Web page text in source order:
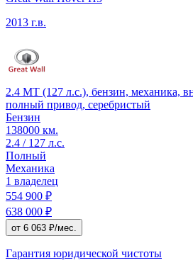
2013 г.в.
2.4 MT (127 л.с.), бензин, механика,
полный привод, серебристый
Бензин
138000 км.
2.4 / 127 л.с.
Полный
Механика
1 владелец
554 900 ₽
638 000 ₽
от 6 063 ₽/мес.
Гарантия юридической чистоты